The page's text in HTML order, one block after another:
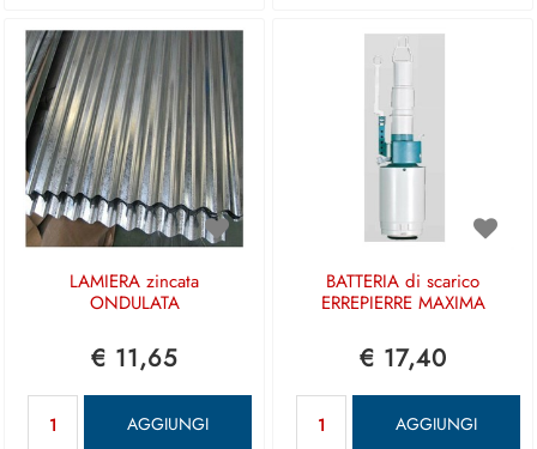
LAMIERA zincata
ONDULATA
€ 11,65
AGGIUNGI
BATTERIA di scarico
ERREPIERRE MAXIMA
€ 17,40
AGGIUNGI